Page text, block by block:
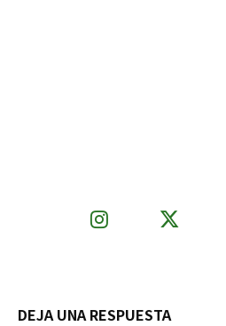
DEJA UNA RESPUESTA